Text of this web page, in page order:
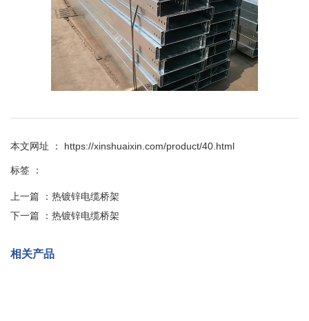
本文网址 ： https://xinshuaixin.com/product/40.html
标签 ：
上一篇 ： 热镀锌电缆桥架
下一篇 ： 热镀锌电缆桥架
相关产品